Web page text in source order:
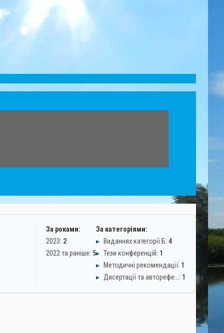
За роками:
2023: 2
2022 та раніше: 5
За категоріями:
▸ Виданнях категорії Б: 4
▸ Тези конференцій: 1
▸ Методичні рекомендації: 1
▸ Дисертації та авторефе…: 1